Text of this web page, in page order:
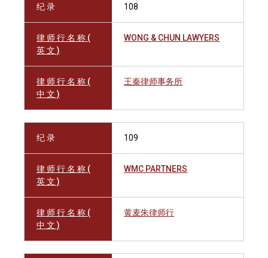
纪 录 108
律 师 行 名 称 (
英 文 )
WONG & CHUN LAWYERS
律 师 行 名 称 (
中 文 )
王秦律师事务所
纪 录 109
律 师 行 名 称 (
英 文 )
WMC PARTNERS
律 师 行 名 称 (
中 文 )
黄麦朱律师行